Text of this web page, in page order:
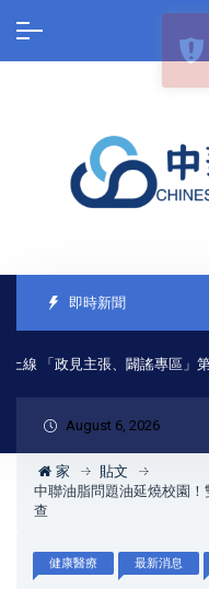
即時新聞
線 「政見主張、闢謠專區」第
August 6, 2026
家
貼文
中聯油脂問題油延燒校園
查
健康醫療 最新消息